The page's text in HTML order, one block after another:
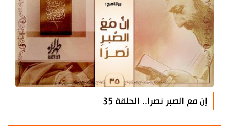
إن مع الصبر نصرا.. الحلقة 35